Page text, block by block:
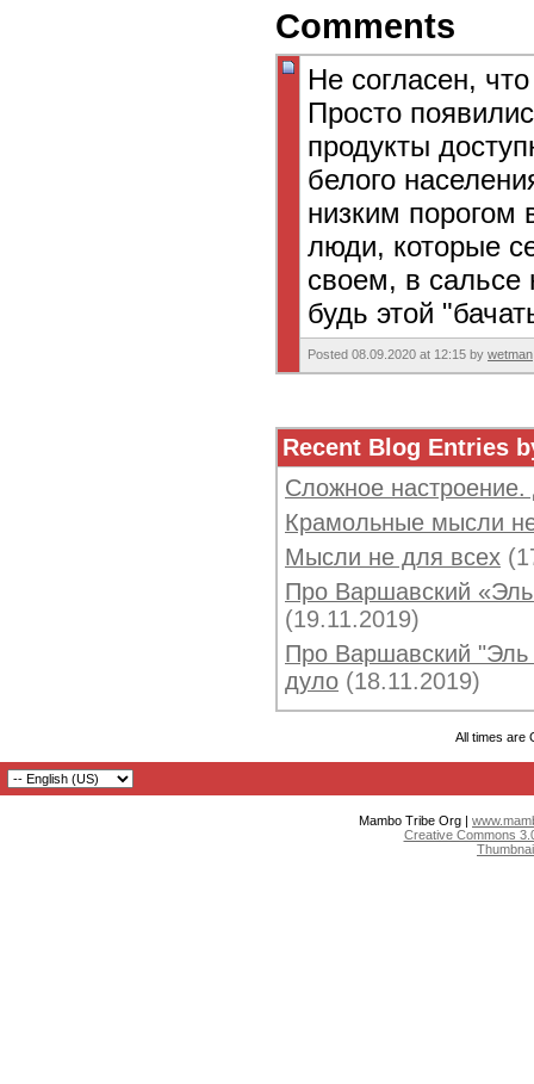
Comments
Не согласен,
Просто
продукты
белого
низким порогом
люди, которые
своем, в сальсе
будь этой
Posted 08.09.2020 at 12:15 by wetman
Recent Blog Entries
Сложное
Крамольные мысли
Мысли не для всех
Про Варшавский
(19.11.2019)
Про Варшавский "Эль
дуло (18.11.2019)
All times are
Mambo Tribe Org |
Creative Commons